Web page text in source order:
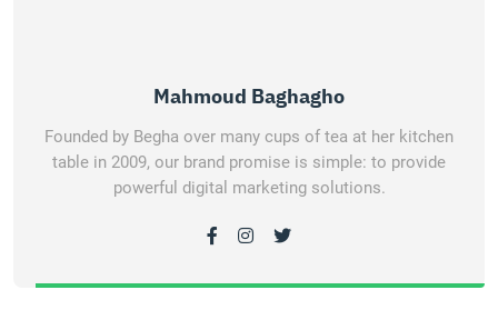
Mahmoud Baghagho
Founded by Begha over many cups of tea at her kitchen
table in 2009, our brand promise is simple: to provide
powerful digital marketing solutions.